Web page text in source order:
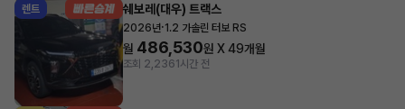
렌트 쉐보레(대우) 트랙스
2026년·1.2 가솔린 터보 RS
월 486,530원 X49개월
조회 2,2361시간 전